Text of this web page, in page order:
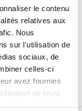
le contenu
relatives aux
Nous
sur l'utilisation de
sociaux, de
celles-ci
avez fournies
de leurs
frais
& Retours